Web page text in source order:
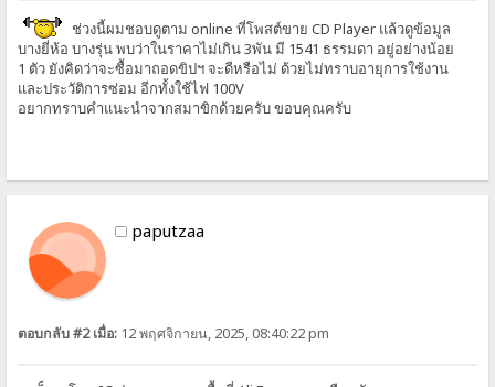
ช่วงนี้ผมชอบดูตาม online ที่โพสต์ขาย CD Player แล้วดูข้อมูล
บางยี่ห้อ บางรุ่น พบว่าในราคาไม่เกิน 3พัน มี 1541 ธรรมดา อยู่อย่างน้อย
1 ตัว ยังคิดว่าจะซื้อมาถอดขิปฯ จะดีหรือไม่ ด้วยไม่ทราบอายุการใช้งาน
และประวัติการซ่อม อีกทั้งใช้ไฟ 100V
อยากทราบคำแนะนำจากสมาขิกด้วยครับ ขอบคุณครับ
paputzaa
ตอบกลับ #2 เมื่อ: 12 พฤศจิกายน, 2025, 08:40:22 pm